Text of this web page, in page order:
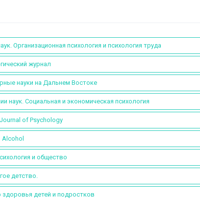
Организационная психология и психология труда
журнал
науки на Дальнем Востоке
наук. Социальная и экономическая психология
of Psychology
Alcohol
и общество
детство.
здоровья детей и подростков